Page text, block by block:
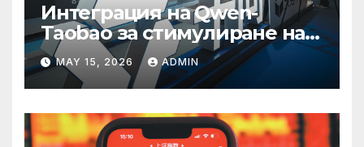
Интеграция на Qwen-
Taobao за стимулиране на
пазаруването 618
MAY 15, 2026 ADMIN